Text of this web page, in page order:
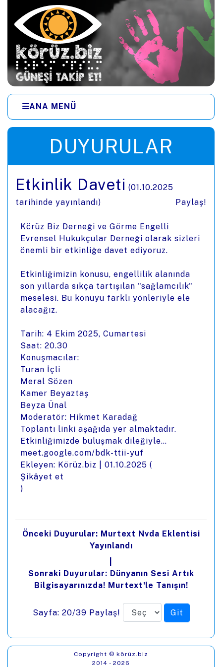
Ana içeriğe zıpla
ANA MENÜ
DUYURULAR
Etkinlik Daveti (01.10.2025
tarihinde yayınlandı)
Paylaş!
Körüz Biz Derneği ve Görme Engelli
Evrensel Hukukçular Derneği olarak sizleri
önemli bir etkinliğe davet ediyoruz.
Etkinliğimizin konusu, engellilik alanında
son yıllarda sıkça tartışılan "sağlamcılık"
meselesi. Bu konuyu farklı yönleriyle ele
alacağız.
Tarih: 4 Ekim 2025, Cumartesi
Saat: 20.30
Konuşmacılar:
Turan İçli
Meral Sözen
Kamer Beyaztaş
Beyza Ünal
Moderatör: Hikmet Karadağ
Toplantı linki aşağıda yer almaktadır.
Etkinliğimizde buluşmak dileğiyle…
meet.google.com/bdk-ttii-yuf
Ekleyen: Körüz.biz | 01.10.2025 (
Şikâyet et
)
Önceki Duyurular: Murtext Nvda Eklentisi
Yayınlandı
Sonraki Duyurular: Dünyanın Sesi Artık
Bilgisayarınızda! Murtext'le Tanışın!
Sayfa: 20/39 Paylaş!
Menüye zıpla
Copyright © körüz.biz
2014 - 2026